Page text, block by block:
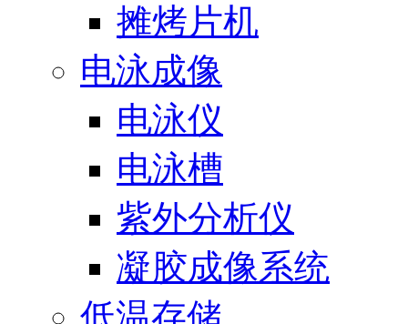
摊烤片机
电泳成像
电泳仪
电泳槽
紫外分析仪
凝胶成像系统
低温存储